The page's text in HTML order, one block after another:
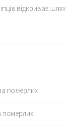
відкриває шлях
померлих
померлих